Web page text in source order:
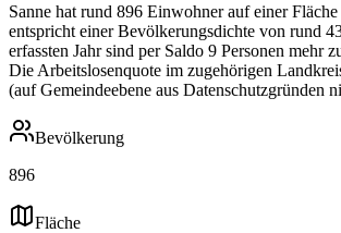
Sanne hat rund 896 Einwohner auf einer
entspricht einer Bevölkerungsdichte von rund
erfassten Jahr sind per Saldo 9 Personen mehr
Die Arbeitslosenquote im zugehörigen
(auf Gemeindeebene aus Datenschutzgründen
Bevölkerung
896
Fläche